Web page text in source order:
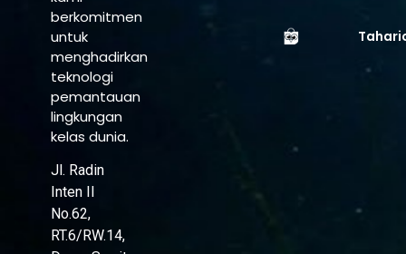
berkomitmen
untuk
menghadirkan
teknologi
pemantauan
lingkungan
kelas dunia.
Jl. Radin
Inten II
No.62,
RT.6/RW.14,